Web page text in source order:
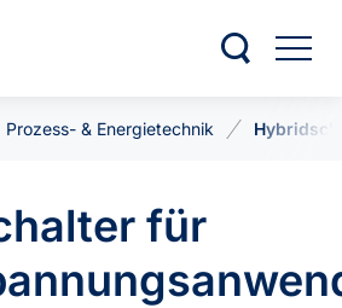
Prozess- & Energietechnik
für